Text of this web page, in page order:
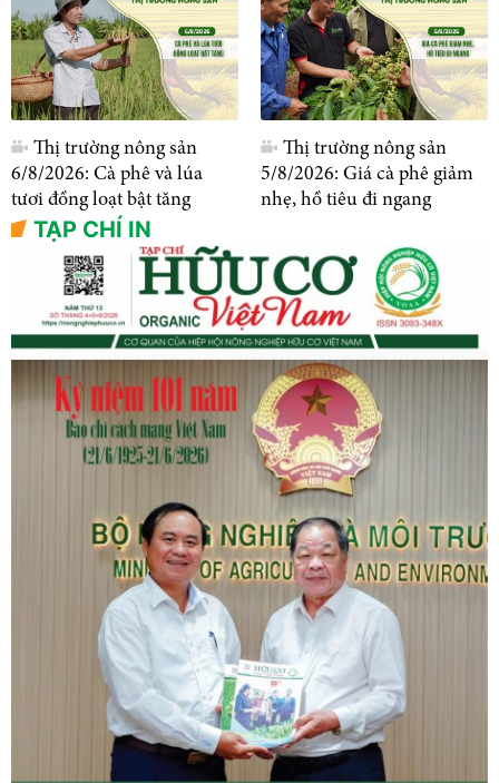
Thị trường nông sản
6/8/2026: Cà phê và lúa
tươi đồng loạt bật tăng
Thị trường nông sản
5/8/2026: Giá cà phê giảm
nhẹ, hồ tiêu đi ngang
TẠP CHÍ IN